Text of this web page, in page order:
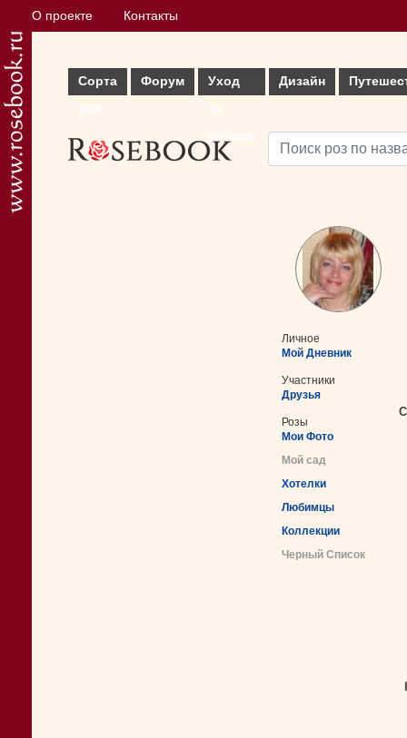
О проекте Контакты
Сорта
Форум
Уход
Дизайн
Личное
Мой Дневник
Участники
Друзья
Розы
Мои Фото
Мой сад
Хотелки
Любимцы
Коллекции
Черный Список